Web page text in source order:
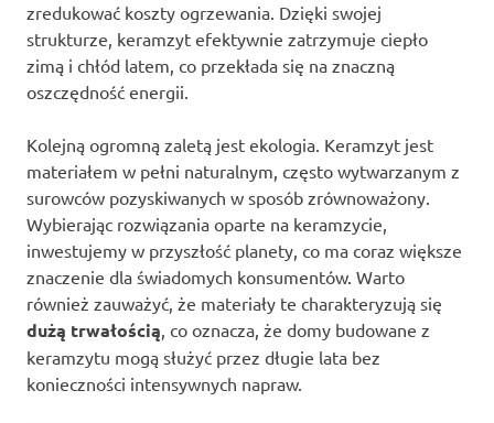
zredukować koszty ogrzewania. Dzięki swojej
strukturze, keramzyt efektywnie zatrzymuje ciepło
zimą i chłód latem, co przekłada się na znaczną
oszczędność energii.
Kolejną ogromną zaletą jest ekologia. Keramzyt jest
materiałem w pełni naturalnym, często wytwarzanym z
surowców pozyskiwanych w sposób zrównoważony.
Wybierając rozwiązania oparte na keramzycie,
inwestujemy w przyszłość planety, co ma coraz większe
znaczenie dla świadomych konsumentów. Warto
również zauważyć, że materiały te charakteryzują się
dużą trwałością , co oznacza, że domy budowane z
keramzytu mogą służyć przez długie lata bez
konieczności intensywnych napraw.